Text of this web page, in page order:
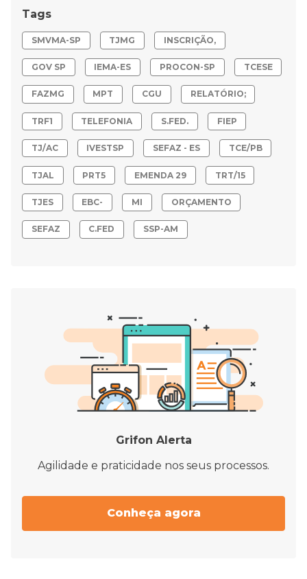
Tags
SMVMA-SP TJMG INSCRIÇÃO,
GOV SP IEMA-ES PROCON-SP TCESE
FAZMG MPT CGU RELATÓRIO;
TRF1 TELEFONIA S.FED. FIEP
TJ/AC IVESTSP SEFAZ - ES TCE/PB
TJAL PRT5 EMENDA 29 TRT/15
TJES EBC- MI ORÇAMENTO
SEFAZ C.FED SSP-AM
Grifon Alerta
Agilidade e praticidade nos seus processos.
Conheça agora